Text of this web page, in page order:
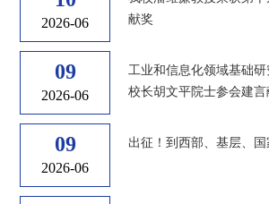
2026-06
献奖
09
2026-06
工业和信息化领域基础
校长胡文平院士参会建言
09
2026-06
出征！到西部、基层、